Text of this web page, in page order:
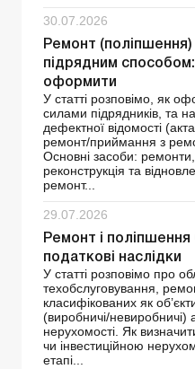
30.07.2026
Ремонт (поліпшення)
підрядним
оформити
У статті розповімо, як
силами підрядників, та
дефектної відомості
ремонт/приймання з
Основні засоби:
реконструкція та
ремонт...
29.07.2026
Ремонт і поліпшення
податкові наслідки
У статті розповімо про
техобслуговування,
класифікованих як
(виробничі/невиробничі)
нерухомості. Як
чи інвестиційною
етапі...